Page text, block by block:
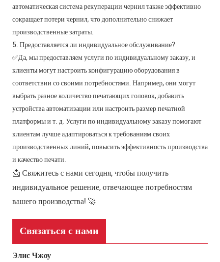
автоматическая система рекуперации чернил также эффективно
сокращает потери чернил, что дополнительно снижает
производственные затраты.
5. Предоставляется ли индивидуальное обслуживание?
✅Да, мы предоставляем услуги по индивидуальному заказу, и
клиенты могут настроить конфигурацию оборудования в
соответствии со своими потребностями. Например, они могут
выбрать разное количество печатающих головок, добавить
устройства автоматизации или настроить размер печатной
платформы и т. д. Услуги по индивидуальному заказу помогают
клиентам лучше адаптироваться к требованиям своих
производственных линий, повысить эффективность производства
и качество печати.
📩 Свяжитесь с нами сегодня, чтобы получить
индивидуальное решение, отвечающее потребностям
вашего производства! 🚀
Связаться с нами
Элис Чжоу